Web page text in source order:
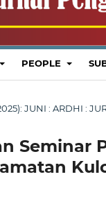
PEOPLE
JUNI : ARDHI :
Seminar